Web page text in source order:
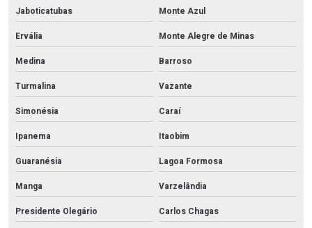
Jaboticatubas
Monte Azul
Ervália
Monte Alegre de Minas
Medina
Barroso
Turmalina
Vazante
Simonésia
Caraí
Ipanema
Itaobim
Guaranésia
Lagoa Formosa
Manga
Varzelândia
Presidente Olegário
Carlos Chagas